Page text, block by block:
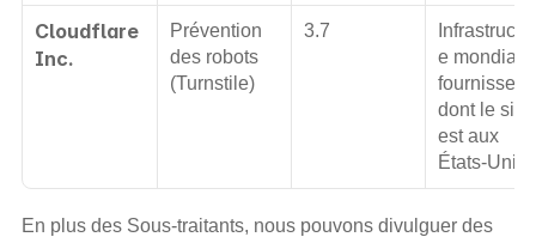
Cloudflare
Inc.
Prévention
des robots
(Turnstile)
3.7
Infrastructur
e mondiale
fournisseur
dont le
est aux
États-Unis.
En plus des Sous-traitants, nous pouvons divulguer des